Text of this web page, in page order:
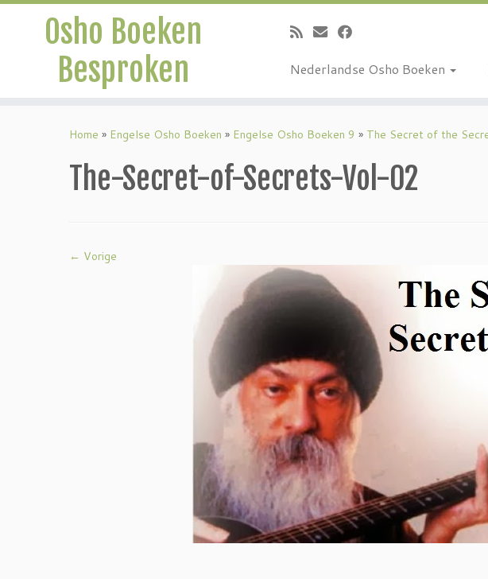
Osho Boeken
Besproken
Nederlandse Osho Boeken
Home » Engelse Osho Boeken » Engelse Osho Boeken 9 » The Secret of the
The-Secret-of-Secrets-Vol-02
← Vorige